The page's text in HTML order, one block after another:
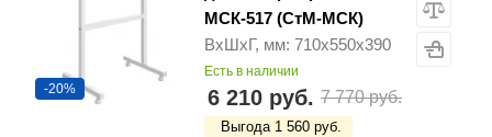
-20%
МСК-517 (СтМ-МСК)
ВхШхГ, мм: 710х550х390
Есть в наличии
6 210 руб. 7 770 руб.
Выгода 1 560 руб.